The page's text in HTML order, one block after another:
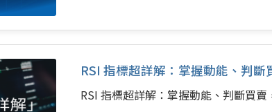
RSI 指標超詳解：掌握動能、判斷
RSI 指標超詳解：掌握動能、判斷買